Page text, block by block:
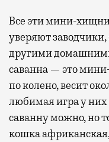
Все эти мини-
уверяют
другими
саванна — это
по колено, весит
любимая игра у них
саванну можно, но
кошка